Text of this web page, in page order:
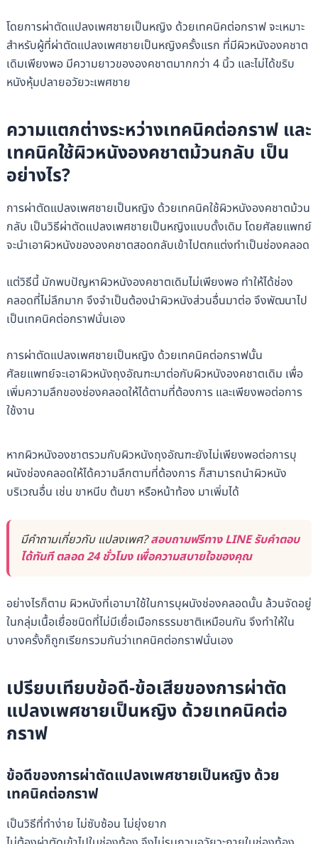
โดยการผ่าตัดแปลงเพศชายเป็นหญิง ด้วยเทคนิคต่อกราฟ จะเหมาะ
สำหรับผู้ที่ผ่าตัดแปลงเพศชายเป็นหญิงครั้งแรก ที่มีผิวหนังองคชาต
เดิมเพียงพอ มีความยาวขององคชาตมากกว่า 4 นิ้ว และไม่ได้ขริบ
หนังหุ้มปลายอวัยวะเพศชาย
ความแตกต่างระหว่างเทคนิคต่อกราฟ และ
เทคนิคใช้ผิวหนังองคชาตม้วนกลับ เป็น
อย่างไร?
การผ่าตัดแปลงเพศชายเป็นหญิง ด้วยเทคนิคใช้ผิวหนังองคชาตม้วน
กลับ เป็นวิธีผ่าตัดแปลงเพศชายเป็นหญิงแบบดั้งเดิม โดยศัลยแพทย์
จะนำเอาผิวหนังขององคชาตสอดกลับเข้าไปตกแต่งทำเป็นช่องคลอด
แต่วิธีนี้ มักพบปัญหาผิวหนังองคชาตเดิมไม่เพียงพอ ทำให้ได้ช่อง
คลอดที่ไม่ลึกมาก จึงจำเป็นต้องนำผิวหนังส่วนอื่นมาต่อ จึงพัฒนาไป
เป็นเทคนิคต่อกราฟนั่นเอง
การผ่าตัดแปลงเพศชายเป็นหญิง ด้วยเทคนิคต่อกราฟนั้น
ศัลยแพทย์จะเอาผิวหนังถุงอัณฑะมาต่อกับผิวหนังองคชาตเดิม เพื่อ
เพิ่มความลึกของช่องคลอดให้ได้ตามที่ต้องการ และเพียงพอต่อการ
ใช้งาน
หากผิวหนังองชาตรวมกับผิวหนังถุงอัณฑะยังไม่เพียงพอต่อการบุ
ผนังช่องคลอดให้ได้ความลึกตามที่ต้องการ ก็สามารถนำผิวหนัง
บริเวณอื่น เช่น ขาหนีบ ต้นขา หรือหน้าท้อง มาเพิ่มได้
มีคำถามเกี่ยวกับ แปลงเพศ?สอบถามฟรีทาง LINE รับคำตอบ
ได้ทันที ตลอด 24 ชั่วโมง เพื่อความสบายใจของคุณ
อย่างไรก็ตาม ผิวหนังที่เอามาใช้ในการบุผนังช่องคลอดนั้น ล้วนจัดอยู่
ในกลุ่มเนื้อเยื่อชนิดที่ไม่มีเยื่อเมือกธรรมชาติเหมือนกัน จึงทำให้ใน
บางครั้งก็ถูกเรียกรวมกันว่าเทคนิคต่อกราฟนั่นเอง
เปรียบเทียบข้อดี-ข้อเสียของการผ่าตัด
แปลงเพศชายเป็นหญิง ด้วยเทคนิคต่อ
กราฟ
ข้อดีของการผ่าตัดแปลงเพศชายเป็นหญิง ด้วย
เทคนิคต่อกราฟ
เป็นวิธีที่ทำง่าย ไม่ซับซ้อน ไม่ยุ่งยาก